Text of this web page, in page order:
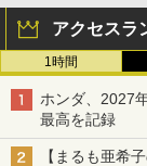
アクセスラ
1時間
ホンダ、2027
最高を記録
【まるも亜希